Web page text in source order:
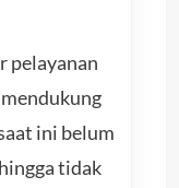
pelayanan
ini belum
tidak